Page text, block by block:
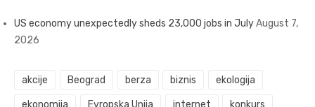
US economy unexpectedly sheds 23,000 jobs in JulyAugust 7,
2026
akcije Beograd berza biznis ekologija